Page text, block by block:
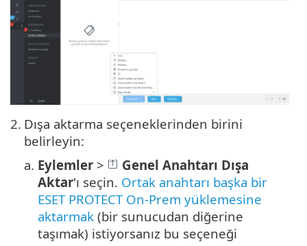
2. Dışa aktarma seçeneklerinden birini
belirleyin:
a. Eylemler >
Genel Anahtarı Dışa
Aktar'ı seçin. Ortak anahtarı başka bir
ESET PROTECT On-Prem yüklemesine
aktarmak (bir sunucudan diğerine
taşımak) istiyorsanız bu seçeneği